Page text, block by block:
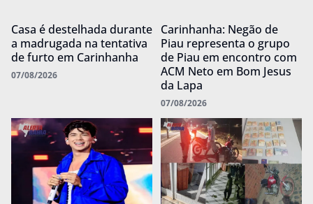
Casa é destelhada durante
a madrugada na tentativa
de furto em Carinhanha
07/08/2026
Carinhanha: Negão de
Piau representa o grupo
de Piau em encontro com
ACM Neto em Bom Jesus
da Lapa
07/08/2026